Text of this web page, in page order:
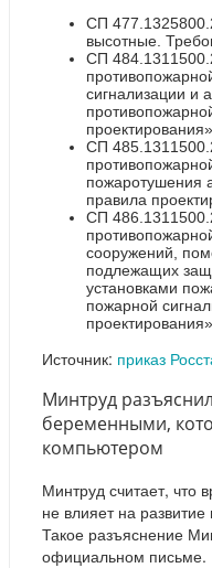
СП
высотные.
СП
сигнализации и
СП
пожаротушения
правила
СП
сооружений,
подлежащих
установками
пожарной
проектирования».
Источник: приказ
Минтруд
беременными,
компьютером
Минтруд считает, что
не влияет на
Такое разъяснение
официальном письме.